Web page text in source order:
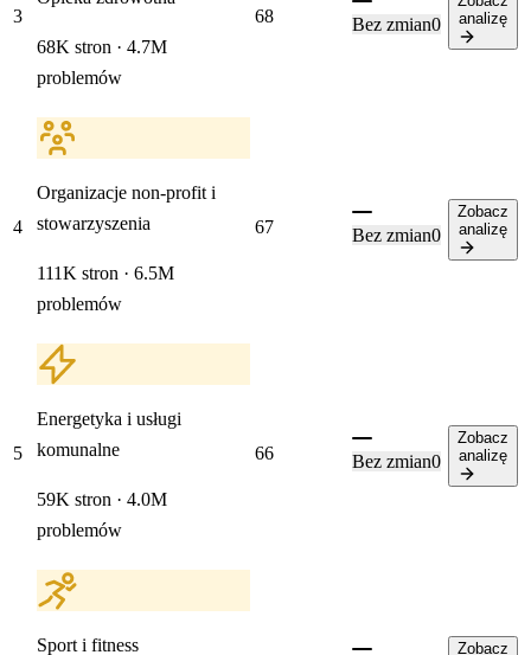
3
68K stron · 4.7M
problemów
68 Bez zmian0
analizę
4
Organizacje non-profit i
stowarzyszenia
111K stron · 6.5M
problemów
67 Bez zmian0
Zobacz
analizę
5
Energetyka i usługi
komunalne
59K stron · 4.0M
problemów
66 Bez zmian0
Zobacz
analizę
Sport i fitness
Zobacz